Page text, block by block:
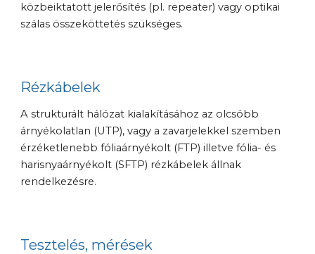
közbeiktatott jelerősítés (pl. repeater) vagy optikai
szálas összeköttetés szükséges.
Rézkábelek
A strukturált hálózat kialakításához az olcsóbb
árnyékolatlan (UTP), vagy a zavarjelekkel szemben
érzéketlenebb fóliaárnyékolt (FTP) illetve fólia- és
harisnyaárnyékolt (SFTP) rézkábelek állnak
rendelkezésre.
Tesztelés, mérések